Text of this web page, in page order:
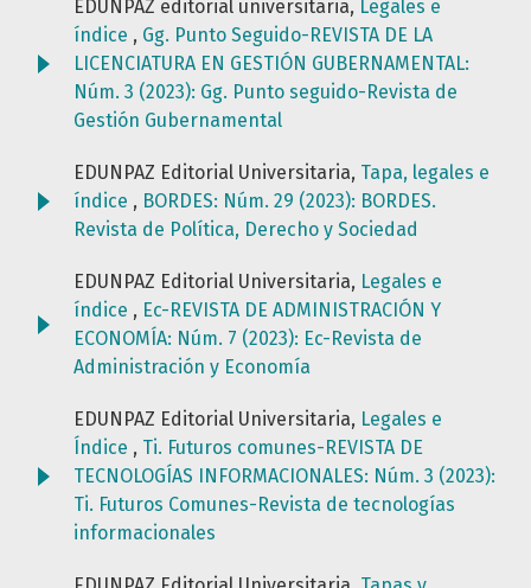
EDUNPAZ editorial universitaria, Legales e
índice , Gg. Punto Seguido-REVISTA DE LA
LICENCIATURA EN GESTIÓN GUBERNAMENTAL:
Núm. 3 (2023): Gg. Punto seguido-Revista de
Gestión Gubernamental
EDUNPAZ Editorial Universitaria, Tapa, legales e
índice , BORDES: Núm. 29 (2023): BORDES.
Revista de Política, Derecho y Sociedad
EDUNPAZ Editorial Universitaria, Legales e
índice , Ec-REVISTA DE ADMINISTRACIÓN Y
ECONOMÍA: Núm. 7 (2023): Ec-Revista de
Administración y Economía
EDUNPAZ Editorial Universitaria, Legales e
Índice , Ti. Futuros comunes-REVISTA DE
TECNOLOGÍAS INFORMACIONALES: Núm. 3 (2023):
Ti. Futuros Comunes-Revista de tecnologías
informacionales